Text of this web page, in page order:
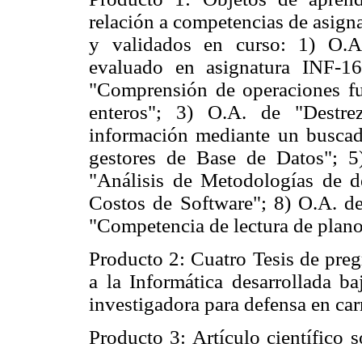
relación a competencias de
y validados en curso: 1)
evaluado en asignatura INF-
"Comprensión de operaciones
enteros"; 3) O.A. de
información mediante un
gestores de Base de Datos";
"Análisis de Metodologías de
Costos de Software"; 8) O.A.
"Competencia de lectura de
Producto 2: Cuatro Tesis de
a la Informática desarrollada
investigadora para defensa en
Producto 3: Artículo científico